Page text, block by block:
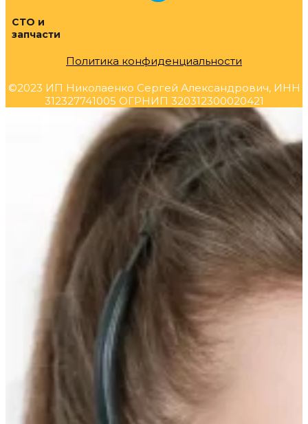
СТО и
запчасти
Политика конфиденциальности
©2023 ИП Николаенко Сергей Александрович, ИНН
312327741005 ОГРНИП 320312300020421